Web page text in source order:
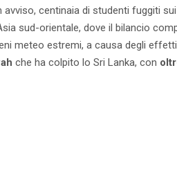
centinaia di studenti fuggiti
sud-orientale, dove il bilancio
meteo estremi, a causa degli
che ha colpito lo Sri Lanka, con